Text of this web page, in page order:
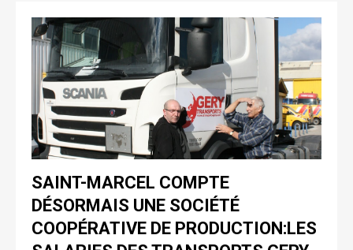
SAINT-MARCEL COMPTE
DÉSORMAIS UNE SOCIÉTÉ
COOPÉRATIVE DE PRODUCTION:LES